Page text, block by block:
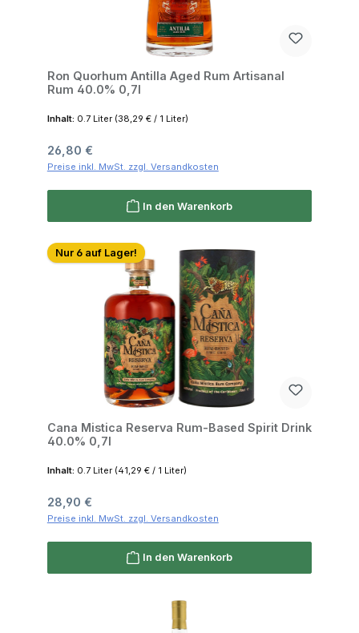
Ron Quorhum Antilla Aged Rum Artisanal
Rum 40.0% 0,7l
Inhalt: 0.7 Liter (38,29 € / 1 Liter)
Regulärer Preis:
26,80 €
Preise inkl. MwSt. zzgl. Versandkosten
In den Warenkorb
Nur 6 auf Lager!
Cana Mistica Reserva Rum-Based Spirit Drink
40.0% 0,7l
Inhalt: 0.7 Liter (41,29 € / 1 Liter)
Regulärer Preis:
28,90 €
Preise inkl. MwSt. zzgl. Versandkosten
In den Warenkorb